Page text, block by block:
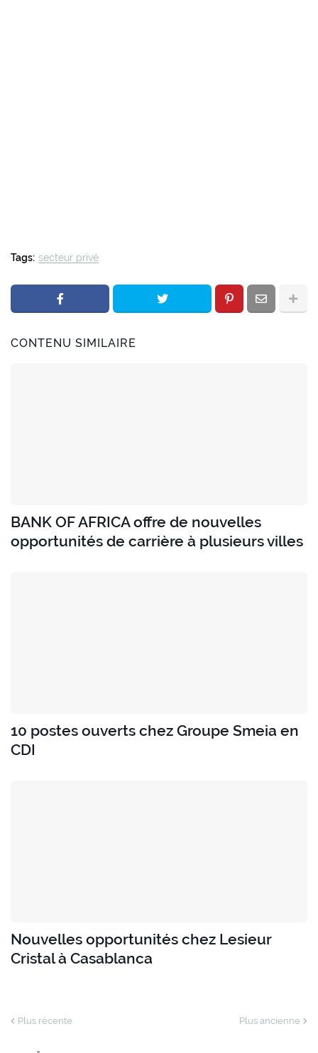
Tags: secteur privé
CONTENU SIMILAIRE
BANK OF AFRICA offre de nouvelles
opportunités de carrière à plusieurs villes
10 postes ouverts chez Groupe Smeia en
CDI
Nouvelles opportunités chez Lesieur
Cristal à Casablanca
Plus récente Plus ancienne